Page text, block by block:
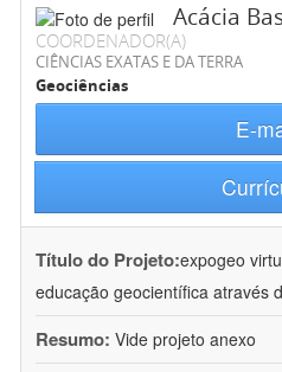
Acácia
COORDENADOR(A)
CIÊNCIAS EXATAS E DA TERRA
Geociências
E-
Título do Projeto:expogeo
educação geocientífica através
Resumo: Vide projeto anexo